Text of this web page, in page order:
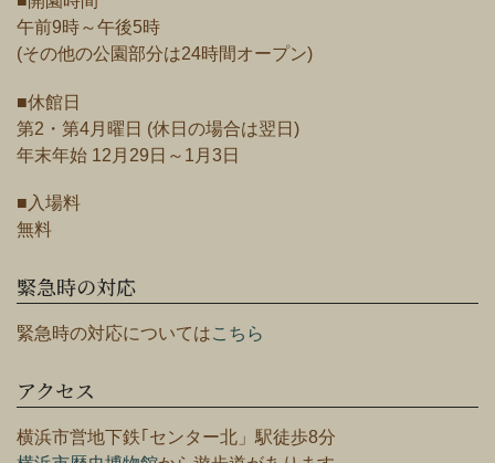
午前9時～午後5時
(その他の公園部分は24時間オープン)
■休館日
第2・第4月曜日 (休日の場合は翌日)
年末年始 12月29日～1月3日
■入場料
無料
緊急時の対応
緊急時の対応についてはこちら
アクセス
横浜市営地下鉄｢センター北」駅徒歩8分